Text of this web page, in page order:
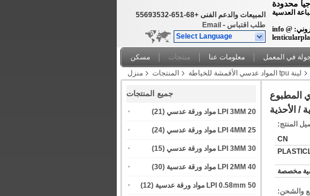
محدودة
العدسية
Whatsapp / Wechat: + 86-15623539655 البريد الإلكتروني: info @
المبيعات والدعم الفنى +86-156-23539655
طلب اقتباس -
Email
Select Language
مسكن منتجات معلومات عنا في المعمل
منزل
المنتجات لينة tpu المواد عدسي الأقمشة للخياطة
جميع المنتجات
20 LPI 3MM مواد ورقة عدسي (21)
25 LPI 4MM مواد ورقة عدسي (24)
30 LPI 3MM مواد ورقة عدسي (15)
40 LPI 2MM مواد ورقة عدسية (30)
50 LPI 0.58mm مواد ورقة عدسية (12)
المطبوع
/ الأحذية
المنتج:
CN
مخصصة
والشحن: